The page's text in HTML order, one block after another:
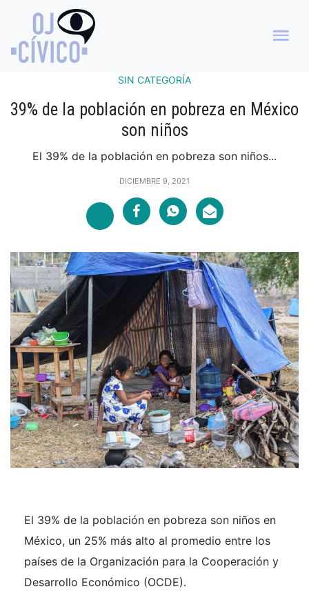
SIN CATEGORÍA
39% de la población en pobreza en México
son niños
El 39% de la población en pobreza son niños...
DICIEMBRE 9, 2021
El 39% de la población en pobreza son niños en
México, un 25% más alto al promedio entre los
países de la Organización para la Cooperación y
Desarrollo Económico (OCDE).